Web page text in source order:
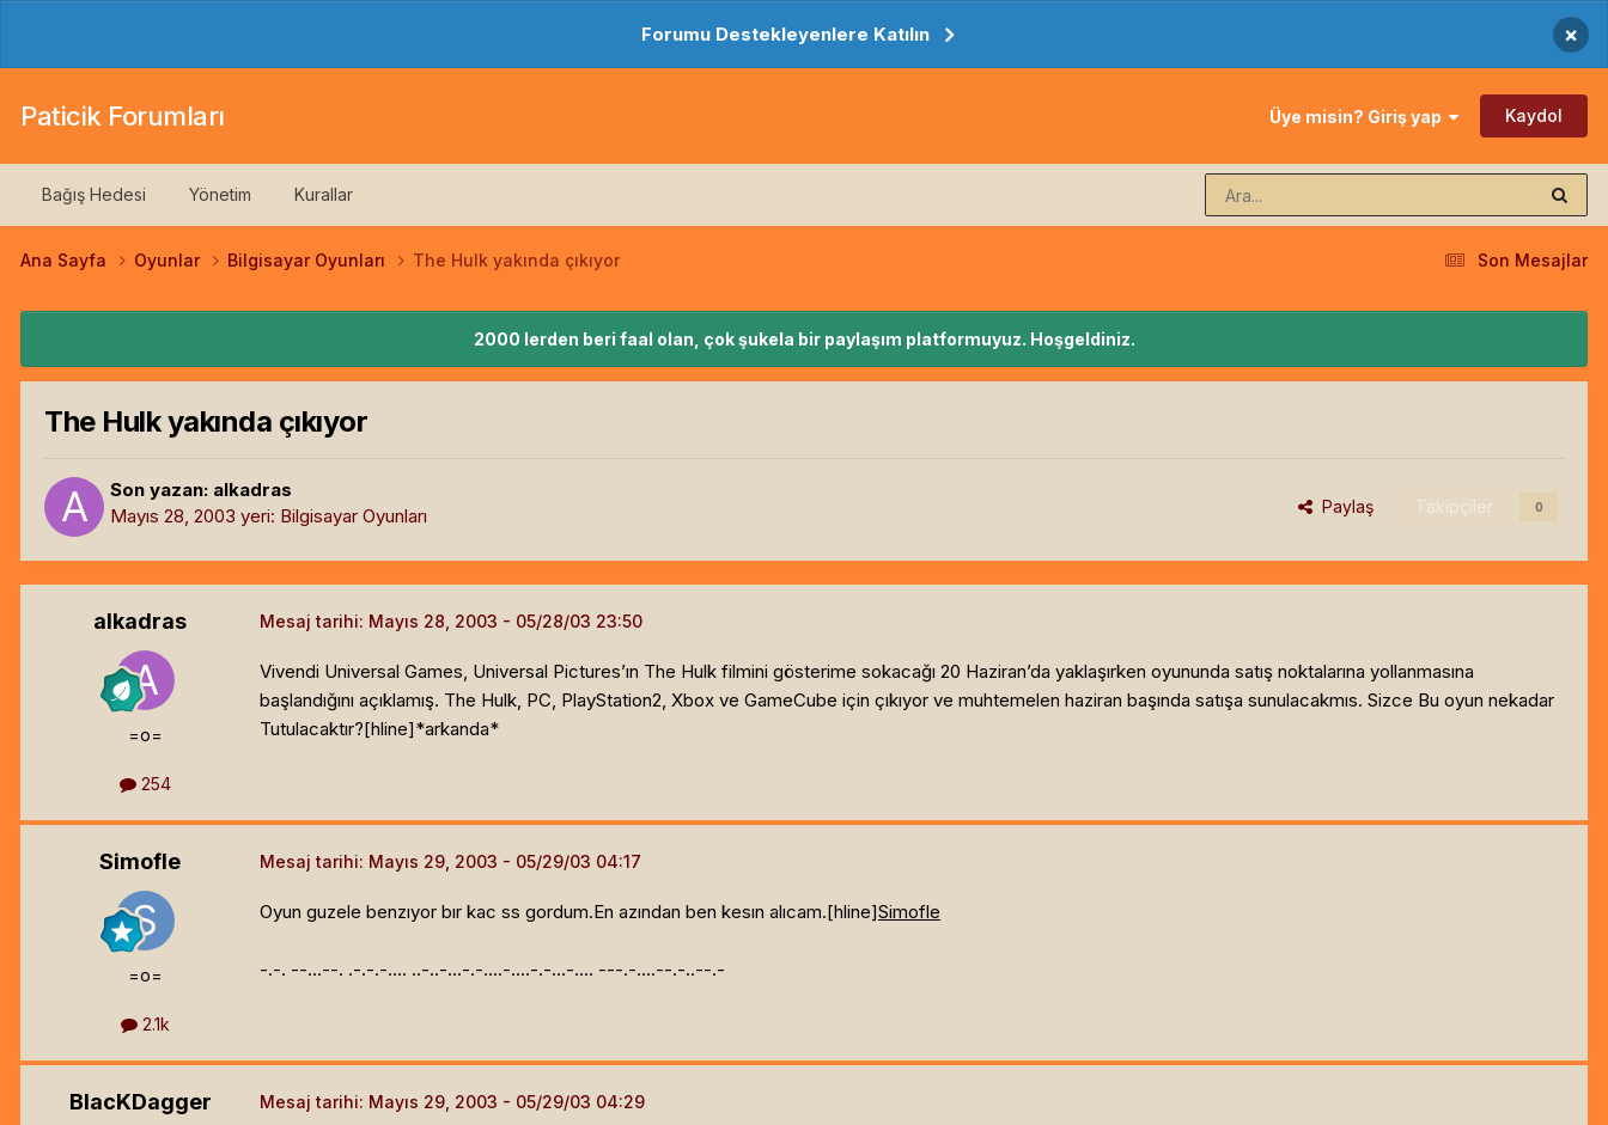
Forumu Destekleyenlere Katılın ×
Paticik Forumları Üye misin? Giriş yap Kaydol
Bağış Hedesi Yönetim Kurallar
Son Mesajlar
Ana Sayfa Oyunlar Bilgisayar Oyunları The Hulk yakında çıkıyor
2000 lerden beri faal olan, çok şukela bir paylaşım platformuyuz. Hoşgeldiniz.
The Hulk yakında çıkıyor
Son yazan: alkadras
Mayıs 28, 2003 yeri: Bilgisayar Oyunları Paylaş Takipçiler 0
alkadras
=o=
254
Mesaj tarihi: Mayıs 28, 2003
Vivendi Universal Games, Universal Pictures’ın The Hulk filmini gösterime sokacağı 20 Haziran’da yaklaşırken oyununda satış noktalarına yollanmasına
başlandığını açıklamış. The Hulk, PC, PlayStation2, Xbox ve GameCube için çıkıyor ve muhtemelen haziran başında satışa sunulacakmıs. Sizce Bu oyun nekadar
Tutulacaktır?[hline]*arkanda*
Simofle
=o=
2.1k
Mesaj tarihi: Mayıs 29, 2003
Oyun guzele benzıyor bır kac ss gordum.En azından ben kesın alıcam.[hline]Simofle
-.-. --...--. .-.-.-.... ..-..-...-.-....-....-.-...-.... ---.-....--.-..--.-
BlacKDagger Mesaj tarihi: Mayıs 29, 2003